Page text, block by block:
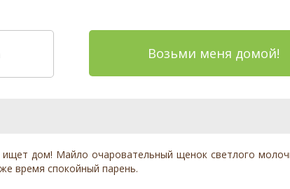
Возьми меня домой!
дом! Майло очаровательный щенок светлого
время спокойный парень.